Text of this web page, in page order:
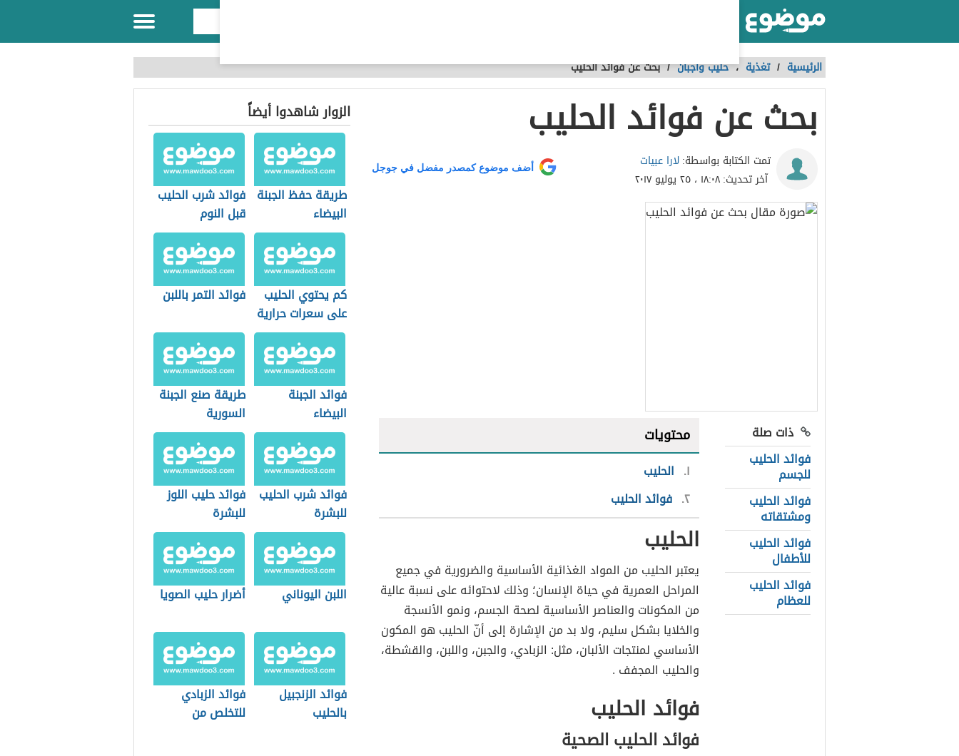
الرئيسية / تغذية ،حليب وأجبان /بحث عن فوائد الحليب
بحث عن فوائد الحليب
تمت الكتابة بواسطة:لارا عبيات
آخر تحديث:١٨:٠٨ ، ٢٥ يوليو ٢٠١٧
أضف موضوع كمصدر مفضل في جوجل
ذات صلة
فوائد الحليب
للجسم
فوائد الحليب
ومشتقاته
فوائد الحليب
للأطفال
فوائد الحليب
للعظام
محتويات
١ الحليب
٢ فوائد الحليب
الحليب
يعتبر الحليب من المواد الغذائية الأساسية والضرورية في جميع
المراحل العمرية في حياة الإنسان؛ وذلك لاحتوائه على نسبة عالية
من المكونات والعناصر الأساسية لصحة الجسم، ونمو الأنسجة
والخلايا بشكل سليم، ولا بد من الإشارة إلى أنّ الحليب هو المكون
الأساسي لمنتجات الألبان، مثل: الزبادي، والجبن، واللبن، والقشطة،
والحليب المجفف .
فوائد الحليب
فوائد الحليب الصحية
الزوار شاهدوا أيضاً
طريقة حفظ الجبنة
البيضاء
فوائد شرب الحليب
قبل النوم
كم يحتوي الحليب
على سعرات حرارية
فوائد التمر باللبن
فوائد الجبنة
البيضاء
طريقة صنع الجبنة
السورية
فوائد شرب الحليب
للبشرة
فوائد حليب اللوز
للبشرة
اللبن اليوناني أضرار حليب الصويا
فوائد الزنجبيل
بالحليب
فوائد الزبادي
للتخلص من